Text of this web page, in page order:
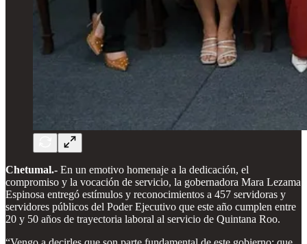
Chetumal.- En un emotivo homenaje a la dedicación, el
compromiso y la vocación de servicio, la gobernadora Mara Lezama
Espinosa entregó estímulos y reconocimientos a 457 servidoras y
servidores públicos del Poder Ejecutivo que este año cumplen entre
20 y 50 años de trayectoria laboral al servicio de Quintana Roo.